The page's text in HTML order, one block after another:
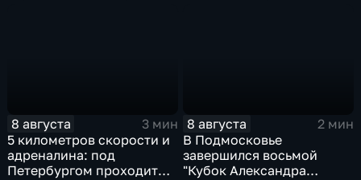
8 августа
3 мин
5 километров скорости и
адреналина: под
Петербургом проходит
8 августа
2 мин
В Подмосковье
завершился восьмой
"Кубок Александра